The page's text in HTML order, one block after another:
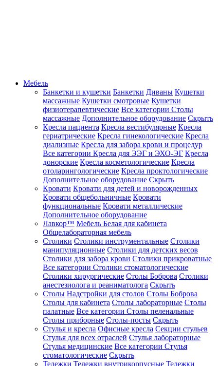
Мебель
Банкетки и кушетки Банкетки Диваны Кушетки
массажные Кушетки смотровые Кушетки
физиотерапевтические Все категории Столы
массажные Дополнительное оборудование Скрыть
Кресла пациента Кресла вестибулярные Кресла
гериатрические Кресла гинекологические Кресла
диализные Кресла для забора крови и процедур
Все категории Кресла для ЭЭГ и ЭХО-ЭГ Кресла
донорские Кресла косметологические Кресла
отоларингологические Кресла проктологические
Дополнительное оборудование Скрыть
Кровати Кровати для детей и новорожденных
Кровати общебольничные Кровати
функциональные Кровати металлические
Дополнительное оборудование
Лавкор™ Мебель Белая для кабинета
Общелабораторная мебель
Столики Столики инструментальные Столики
манипуляционные Столики для детских весов
Столики для забора крови Столики прикроватные
Все категории Столики стоматологические
Столики хирургические Столы Боброва Столики
анестезиолога и реаниматолога Скрыть
Столы Надстройки для столов Столы Боброва
Столы для кабинета Столы лабораторные Столы
палатные Все категории Столы пеленальные
Столы приборные Столы-посты Скрыть
Стулья и кресла Офисные кресла Секции стульев
Стулья для всех отраслей Стулья лабораторные
Стулья медицинские Все категории Стулья
стоматологические Скрыть
Тележки Тележки внутрикорпусные Тележки